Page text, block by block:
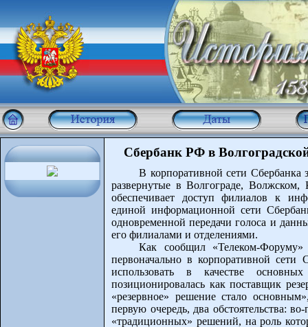
Сбербанк РФ в
В корпоративной сети
развернутые в Волгограде,
обеспечивает доступ филиалов к
единой информационной сети
одновременной передачи голоса и
его филиалами и отделениями.
Как сообщил «Телеком-
первоначально в корпоративной сети
использовать в качестве
позиционировалась как поставщик
«резервное» решение стало
первую очередь, два обстоятельства:
«традиционных» решений, на роль